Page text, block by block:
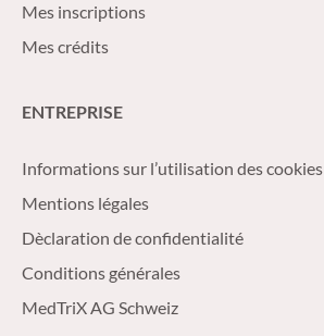
Mes inscriptions
Mes crédits
ENTREPRISE
Informations sur l’utilisation des cookies
Mentions légales
Dèclaration de confidentialité
Conditions générales
MedTriX AG Schweiz